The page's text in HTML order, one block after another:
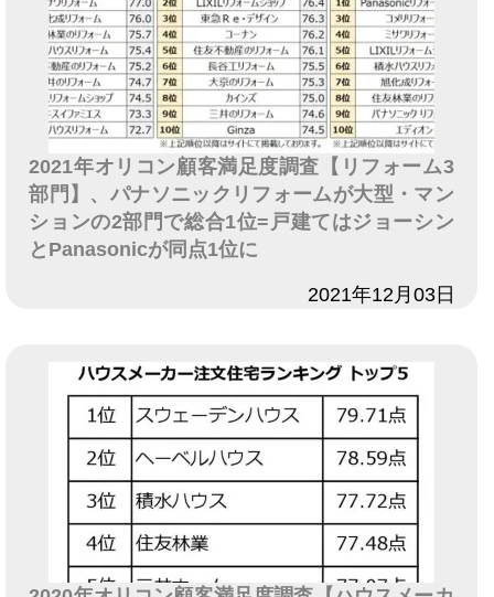
2021年オリコン顧客満足度調査【リフォーム3
部門】、パナソニックリフォームが大型・マン
ションの2部門で総合1位=戸建てはジョーシン
とPanasonicが同点1位に
2021年12月03日